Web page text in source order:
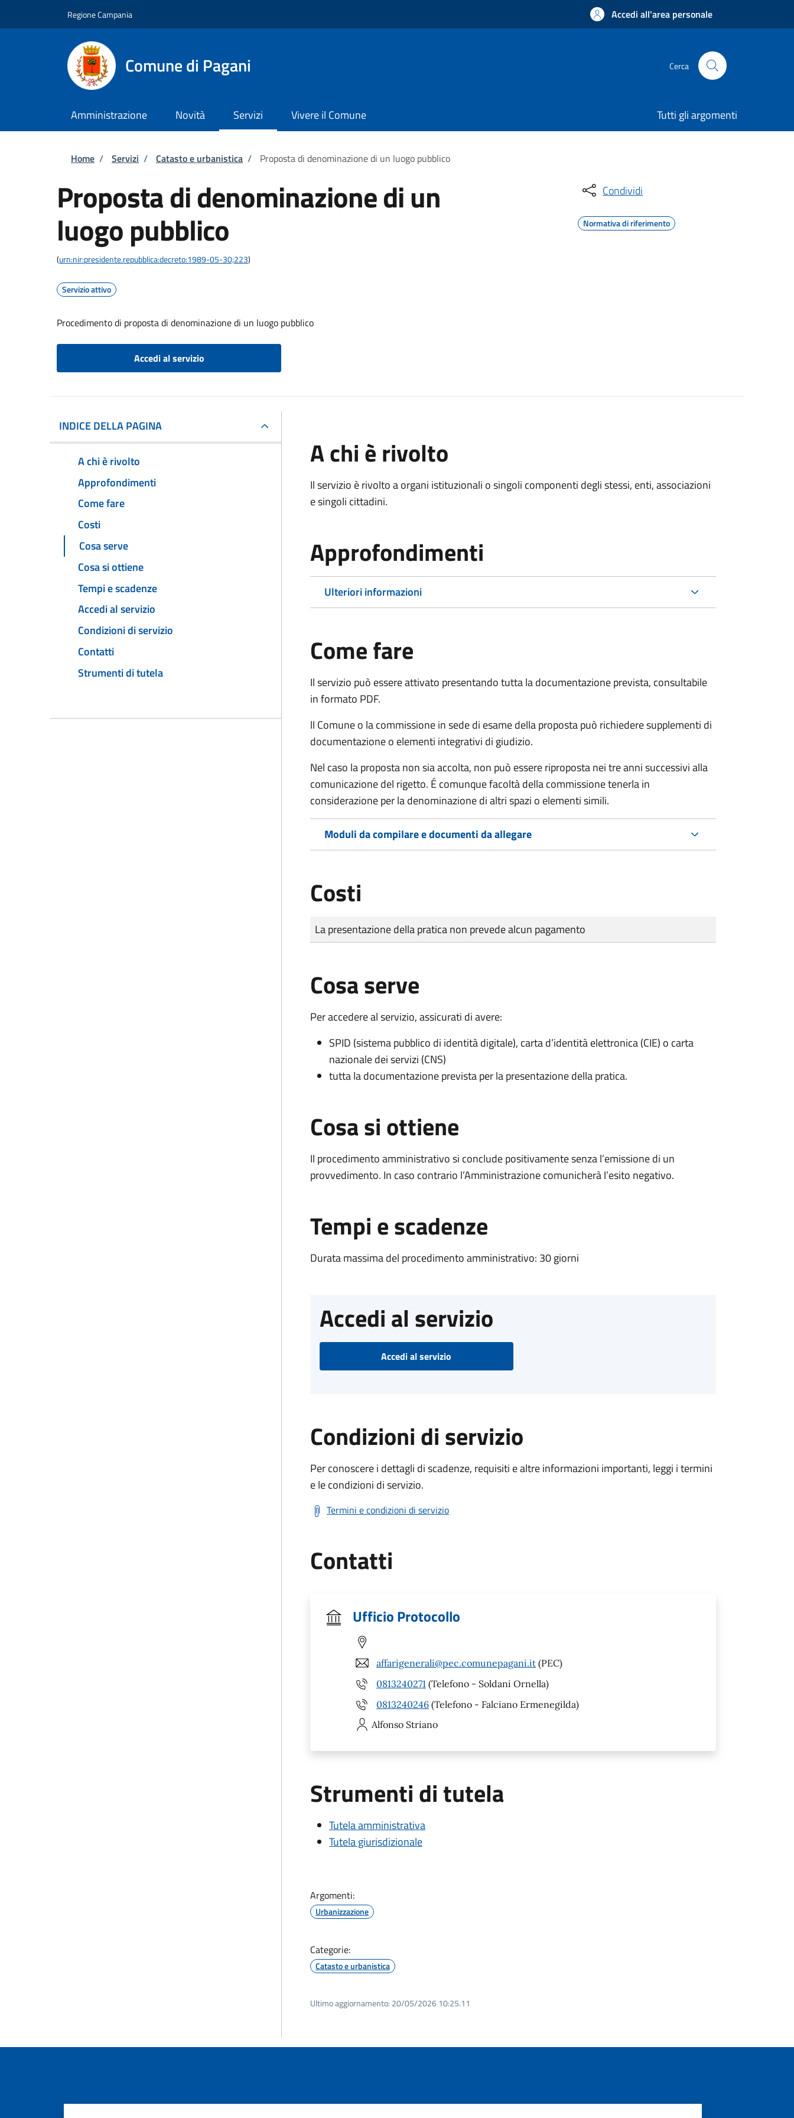
Regione Campania Accedi all'area personale
Comune di Pagani Cerca
Amministrazione Novità Servizi Vivere il Comune Tutti gli argomenti
Briciole di pane
Home / Servizi / Catasto e urbanistica / Proposta di denominazione di un luogo pubblico
Proposta di denominazione di un
luogo pubblico
(urn:nir:presidente.repubblica:decreto:1989-05-30;223)
Servizio attivo
Procedimento di proposta di denominazione di un luogo pubblico
Accedi al servizio
Condividi
Normativa di riferimento
INDICE DELLA PAGINA
A chi è rivolto
Approfondimenti
Come fare
Costi
Cosa serve
Cosa si ottiene
Tempi e scadenze
Accedi al servizio
Condizioni di servizio
Contatti
Strumenti di tutela
A chi è rivolto
Il servizio è rivolto a organi istituzionali o singoli componenti degli stessi, enti, associazioni
e singoli cittadini.
Approfondimenti
Ulteriori informazioni
Come fare
Il servizio può essere attivato presentando tutta la documentazione prevista, consultabile
in formato PDF.
ll Comune o la commissione in sede di esame della proposta può richiedere supplementi di
documentazione o elementi integrativi di giudizio.
Nel caso la proposta non sia accolta, non può essere riproposta nei tre anni successivi alla
comunicazione del rigetto. É comunque facoltà della commissione tenerla in
considerazione per la denominazione di altri spazi o elementi simili.
Moduli da compilare e documenti da allegare
Costi
Tipo di pagamento
Importo
La presentazione della pratica non prevede alcun pagamento
Cosa serve
Per accedere al servizio, assicurati di avere:
SPID (sistema pubblico di identità digitale), carta d’identità elettronica (CIE) o carta
nazionale dei servizi (CNS)
tutta la documentazione prevista per la presentazione della pratica.
Cosa si ottiene
Il procedimento amministrativo si conclude positivamente senza l’emissione di un
provvedimento. In caso contrario l’Amministrazione comunicherà l’esito negativo.
Tempi e scadenze
Durata massima del procedimento amministrativo: 30 giorni
Accedi al servizio
Accedi al servizio
Condizioni di servizio
Per conoscere i dettagli di scadenze, requisiti e altre informazioni importanti, leggi i termini
e le condizioni di servizio.
Termini e condizioni di servizio
Contatti
Ufficio Protocollo
affarigenerali@pec.comunepagani.it (PEC)
0813240271 (Telefono - Soldani Ornella)
0813240246 (Telefono - Falciano Ermenegilda)
Alfonso Striano
Strumenti di tutela
Tutela amministrativa
Tutela giurisdizionale
Argomenti:
Urbanizzazione
Categorie:
Catasto e urbanistica
Ultimo aggiornamento: 20/05/2026 10:25.11